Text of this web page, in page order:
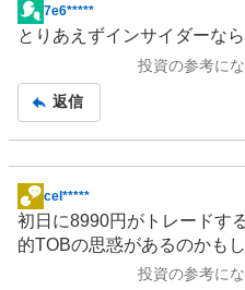
掲
示
事
7e6*****
とりあえずインサイダーな
投資の参考に
返信
掲
示
板
cel*****
初日に8990円がトレードす
的TOBの思惑があるのかもし
投資の参考に